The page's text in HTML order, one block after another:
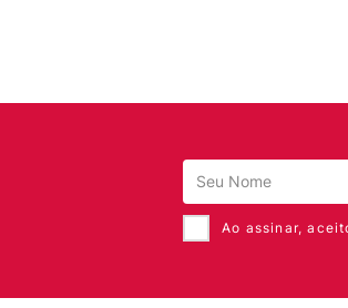
Ao assinar,